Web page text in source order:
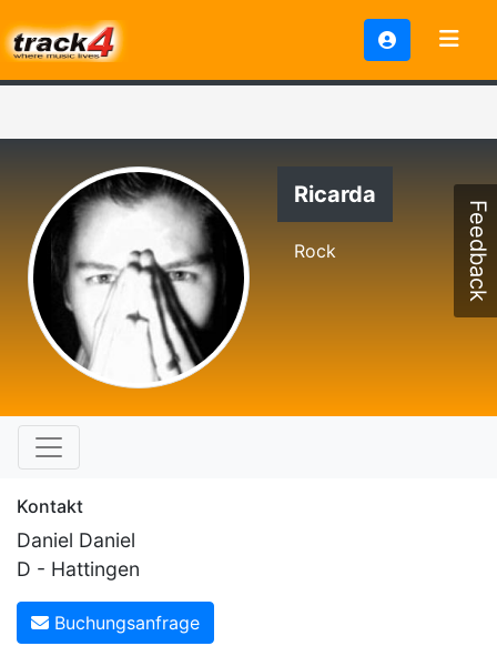
Ricarda
Rock
Kontakt
Daniel Daniel
D - Hattingen
Buchungsanfrage
Feedback